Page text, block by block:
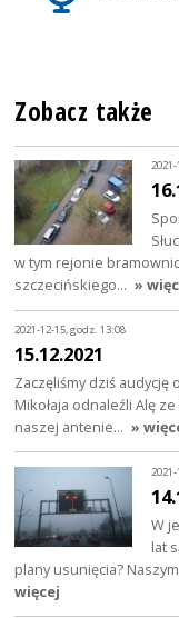
Zobacz także
w tym rejonie
szczecińskiego… »
2021-12-15, godz. 13:08
15.12.2021
Zaczęliśmy dziś audycję
Mikołaja odnaleźli Alę
naszej antenie… »
W
lat
plany usunięcia?
więcej